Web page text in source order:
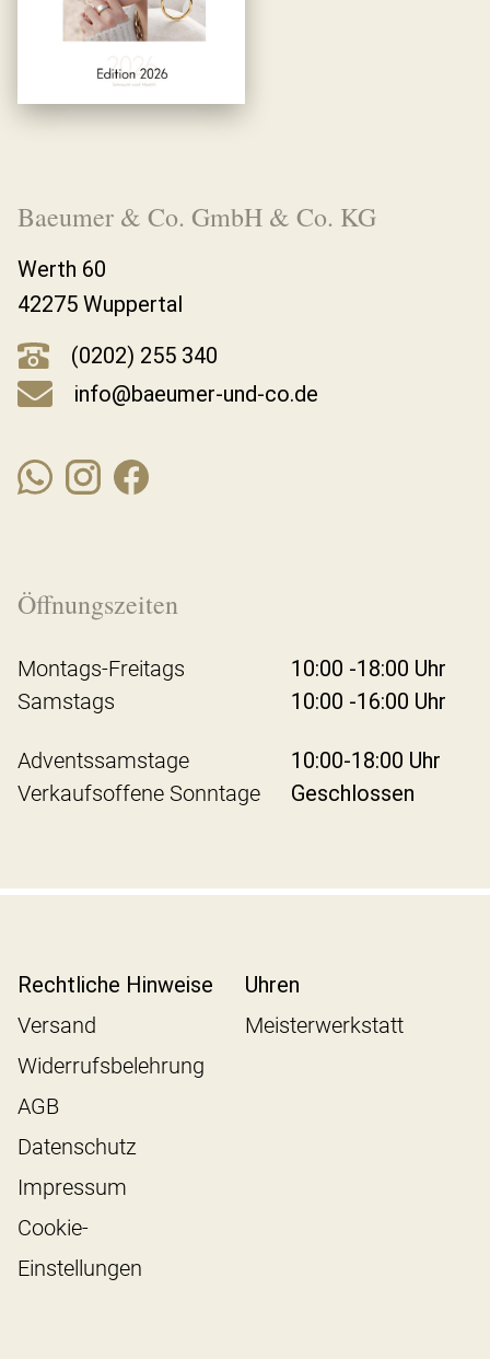
Baeumer & Co. GmbH & Co. KG
Werth 60
42275 Wuppertal
(0202) 255 340
info@baeumer-und-co.de
Öffnungszeiten
Montags-Freitags
10:00 -18:00 Uhr
Samstags
10:00 -16:00 Uhr
Adventssamstage
10:00-18:00 Uhr
Verkaufsoffene Sonntage
Geschlossen
Rechtliche Hinweise
Versand
Widerrufsbelehrung
AGB
Datenschutz
Impressum
Cookie-
Einstellungen
Uhren
Meisterwerkstatt